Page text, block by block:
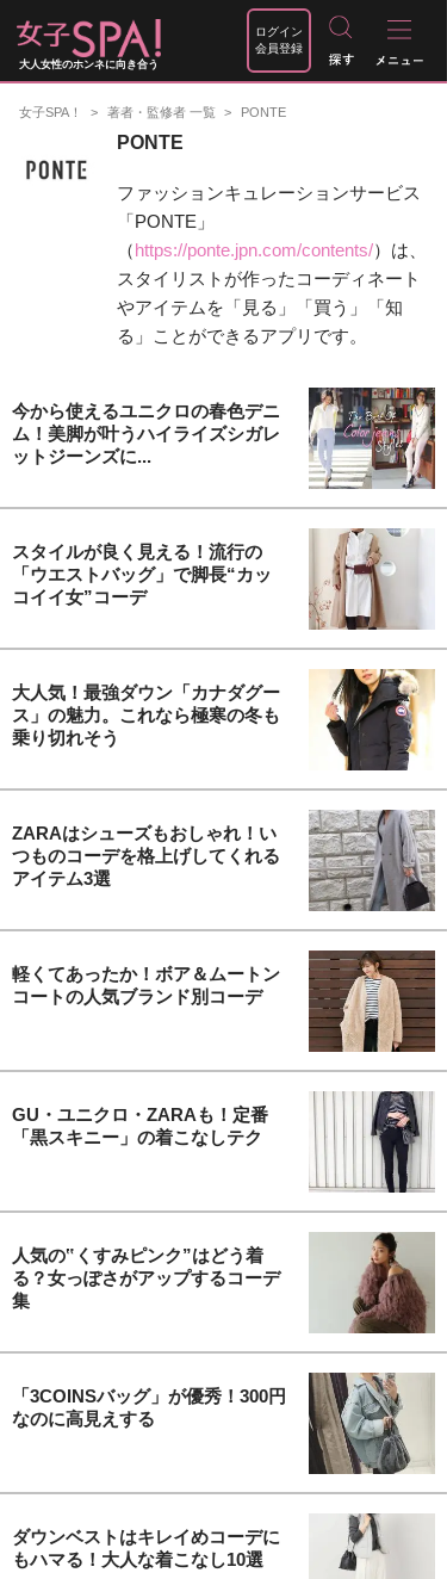
大人女性のホンネに向き合う
ログイン
会員登録
女子SPA！ 著者・監修者 一覧 PONTE
PONTE
ファッションキュレーションサービス
「PONTE」
（https://ponte.jpn.com/contents/）は、
スタイリストが作ったコーディネート
やアイテムを「見る」「買う」「知
る」ことができるアプリです。
今から使えるユニクロの春色デニ
ム！美脚が叶うハイライズシガレ
ットジーンズに...
スタイルが良く見える！流行の
「ウエストバッグ」で脚長“カッ
コイイ女”コーデ
大人気！最強ダウン「カナダグー
ス」の魅力。これなら極寒の冬も
乗り切れそう
ZARAはシューズもおしゃれ！い
つものコーデを格上げしてくれる
アイテム3選
軽くてあったか！ボア＆ムートン
コートの人気ブランド別コーデ
GU・ユニクロ・ZARAも！定番
「黒スキニー」の着こなしテク
人気の‟くすみピンク”はどう着
る？女っぽさがアップするコーデ
集
「3COINSバッグ」が優秀！300円
なのに高見えする
ダウンベストはキレイめコーデに
もハマる！大人な着こなし10選